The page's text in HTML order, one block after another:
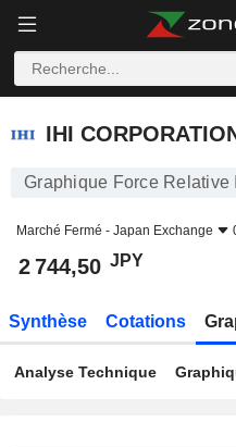
IHI CORPORATION
IHI
Graphique Force Relative
Marché Fermé - Japan Exchange
2 744,50 JPY
Synthèse Cotations
Analyse Technique